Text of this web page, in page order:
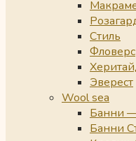
Стиль
Фловерс
Эверест
Wool sea
Банни
Банни